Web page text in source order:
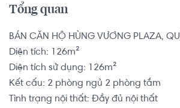
Tổng quan
BÁN CĂN HỘ HÙNG VƯƠNG PLAZA,
Diện tích: 126m²
Diện tích sử dụng: 126m²
Kết cấu: 2 phòng ngủ 2 phòng tắm
Tình trạng nội thất: Đầy đủ nội thất